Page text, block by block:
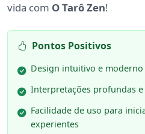
vida com O Tarô Zen!
Pontos Positivos
Design intuitivo e moderno
Interpretações profundas
Facilidade de uso para
experientes